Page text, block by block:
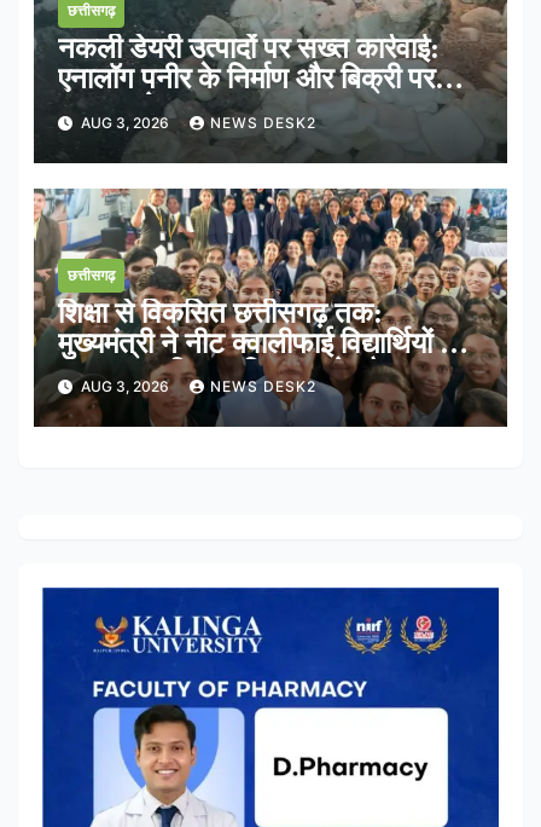
छत्तीसगढ़
नकली डेयरी उत्पादों पर सख्त कार्रवाई:
एनालॉग पनीर के निर्माण और बिक्री पर
तत्काल रोक
AUG 3, 2026 NEWS DESK2
छत्तीसगढ़
शिक्षा से विकसित छत्तीसगढ़ तक:
मुख्यमंत्री ने नीट क्वालीफाई विद्यार्थियों के
साथ साझा किया भविष्य का रोडमैप
AUG 3, 2026 NEWS DESK2